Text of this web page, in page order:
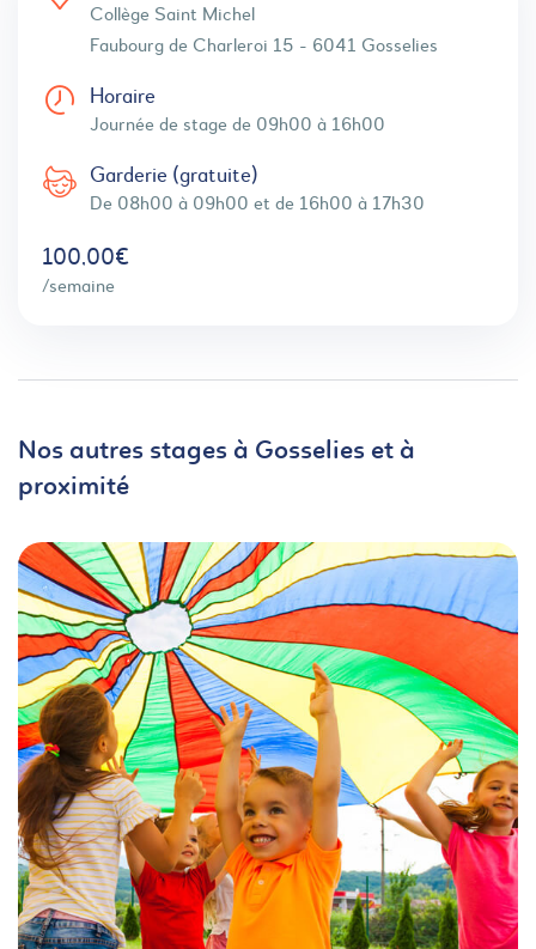
Collège Saint Michel
Faubourg de Charleroi 15 - 6041 Gosselies
Horaire
Journée de stage de 09h00 à 16h00
Garderie (gratuite)
De 08h00 à 09h00 et de 16h00 à 17h30
100,00€
/semaine
Nos autres stages à Gosselies et à
proximité